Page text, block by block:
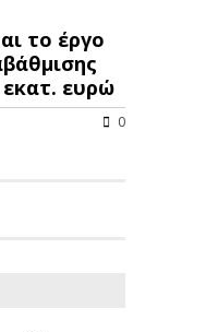
το έργο
ευρώ
0